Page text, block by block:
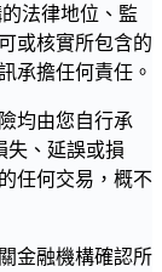
法律地位、監
或核實所包含的
承擔任何責任。
均由您自行承
失、延誤或損
任何交易，概不
金融機構確認所